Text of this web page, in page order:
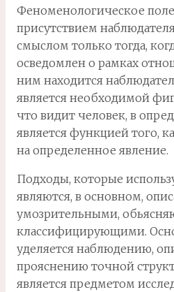
Феноменологическое
присутствием
смыслом только тогда,
осведомлен о рамках
ним находится
является необходимой
что видит человек, в
является функцией того,
на определенное явление.
Подходы, которые
являются, в основном,
умозрительными,
классифицирующими.
уделяется наблюдению,
прояснению точной
является предметом